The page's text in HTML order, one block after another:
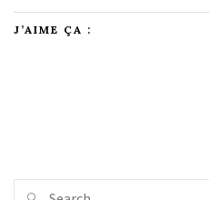
J’AIME ÇA :